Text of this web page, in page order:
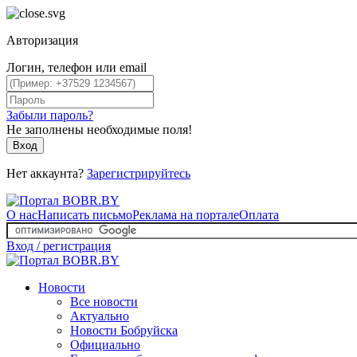
Авторизация
Логин, телефон или email
Забыли пароль?
Не заполнены необходимые поля!
Вход
Нет аккаунта? Зарегистрируйтесь
О насНаписать письмоРеклама на порталеОплата
Вход / регистрация
Новости
Все новости
Актуально
Новости Бобруйска
Официально